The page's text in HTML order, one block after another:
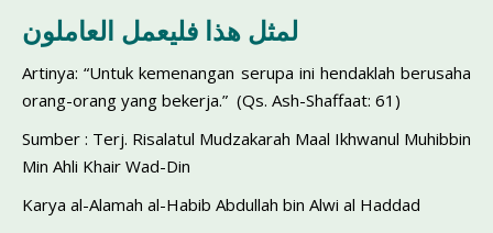
لمثل هذا فليعمل العاملون
Artinya: “Untuk kemenangan serupa ini hendaklah berusaha
orang-orang yang bekerja.” (Qs. Ash-Shaffaat: 61)
Sumber : Terj. Risalatul Mudzakarah Maal Ikhwanul Muhibbin
Min Ahli Khair Wad-Din
Karya al-Alamah al-Habib Abdullah bin Alwi al Haddad